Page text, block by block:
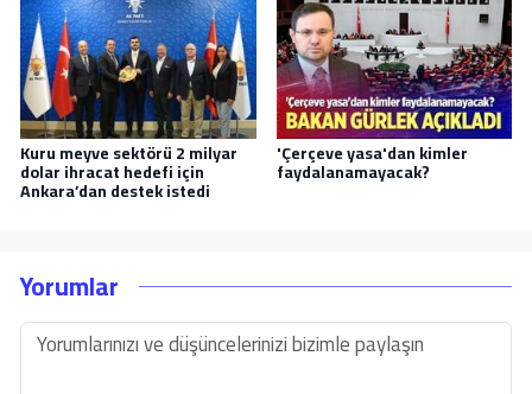
Kuru meyve sektörü 2 milyar
dolar ihracat hedefi için
Ankara’dan destek istedi
'Çerçeve yasa'dan kimler
faydalanamayacak?
Yorumlar